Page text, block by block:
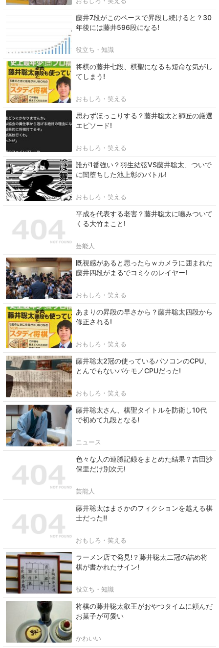
藤井7段がこのペースで昇段し続けると？30
年後には藤井596段になる!
役立ち・知識
将棋の藤井七段、棋聖になるも短命な気がし
てしまう!
おもしろ・笑える
思わずほっこりする？藤井聡太と師匠の厳選
エピソード!
おもしろ・笑える
誰が1番強い？羽生結弦VS藤井聡太、ついで
に闇堕ちした池上彰のバトル!
おもしろ・笑える
平成を代表する老害？藤井聡太に嚙みついて
くる大竹まこと!
芸能人
既視感があると思ったらｗカメラに囲まれた
藤井四段がまるでコミケのレイヤー!
おもしろ・笑える
あまりの昇段の早さから？藤井聡太四段から
修正される!
おもしろ・笑える
藤井聡太2冠の使っているパソコンのCPU、
とんでもないバケモノCPUだった!
おもしろ・笑える
藤井聡太さん、棋聖タイトルを防衛し10代
で初めて九段となる!
ニュース
色々な人の連勝記録をまとめた結果？吉田沙
保里だけ別次元!
芸能人
藤井聡太はまさかのフィクションを越える棋
士だった‼
おもしろ・笑える
ラーメン店で発見!？藤井聡太二冠の詰め将
棋が書かれたサイン!
役立ち・知識
将棋の藤井聡太叡王がおやつタイムに頼んだ
お菓子が可愛い
かわいい